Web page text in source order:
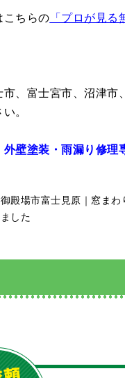
ちらの 「プロが見る
、富士宮市、沼津
。
外壁塗装・雨漏り修
殿場市富士見原｜窓ま
した